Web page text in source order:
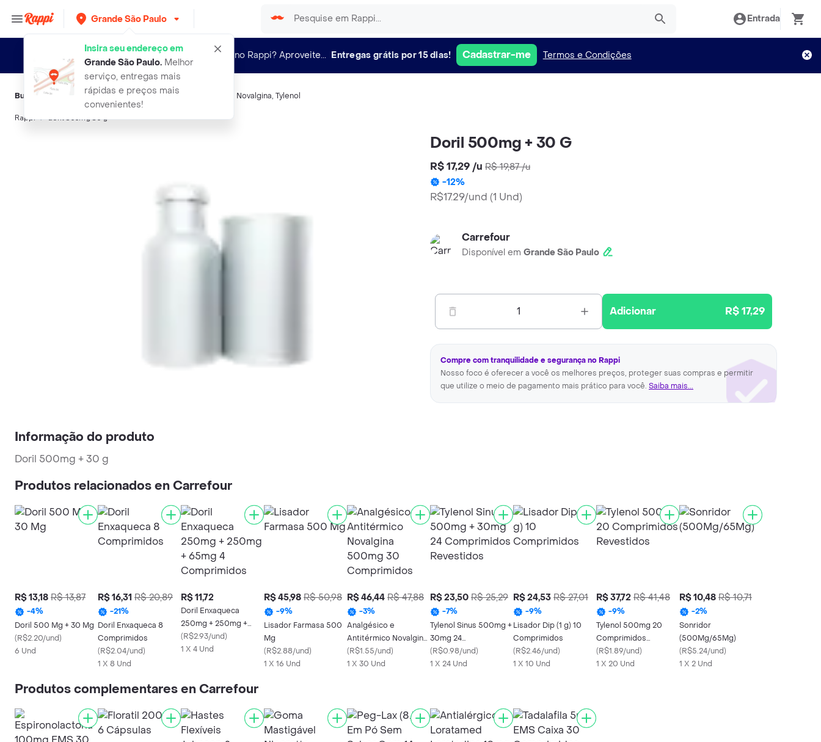
Grande São Paulo
Insira seu endereço em
Grande São Paulo.Melhor
serviço, entregas mais
rápidas e preços mais
convenientes!
Entrada
Novo no Rappi? Aproveite... Entregas grátis por 15 dias! Cadastrar-me Termos e Condições
Buscas relacionadas:Analgésicos sistêmicos Novalgina, Tylenol
Rappi doril 500mg 30 g
Doril 500mg + 30 G
R$ 17,29 /u R$ 19,87/u
-12%
R$17.29/und (1 Und)
Carrefour
Disponível em Grande São Paulo
1 Adicionar R$ 17,29
Compre com tranquilidade e segurança no Rappi
Nosso foco é oferecer a você os melhores preços, proteger suas compras e permitir
que utilize o meio de pagamento mais prático para você. Saiba mais...
Informação do produto
Doril 500mg + 30 g
Produtos relacionados en Carrefour
R$ 13,18 R$ 13,87
-4%
Doril 500 Mg + 30 Mg
(R$2.20/und)
6 Und
R$ 16,31 R$ 20,89
-21%
Doril Enxaqueca 8
Comprimidos
(R$2.04/und)
1 X 8 Und
R$ 11,72
Doril Enxaqueca
250mg + 250mg +
65mg 4 Comprimidos
(R$2.93/und)
1 X 4 Und
R$ 45,98 R$ 50,98
-9%
Lisador Farmasa 500
Mg
(R$2.88/und)
1 X 16 Und
R$ 46,44 R$ 47,88
-3%
Analgésico e
Antitérmico Novalgina
500mg 30
Comprimidos
(R$1.55/und)
1 X 30 Und
R$ 23,50 R$ 25,29
-7%
Tylenol Sinus 500mg +
30mg 24
Comprimidos
Revestidos
(R$0.98/und)
1 X 24 Und
R$ 24,53 R$ 27,01
-9%
Lisador Dip (1 g) 10
Comprimidos
(R$2.46/und)
1 X 10 Und
R$ 37,72 R$ 41,48
-9%
Tylenol 500mg 20
Comprimidos
Revestidos
(R$1.89/und)
1 X 20 Und
R$ 10,48 R$ 10,71
-2%
Sonridor
(500Mg/65Mg)
(R$5.24/und)
1 X 2 Und
Produtos complementares en Carrefour